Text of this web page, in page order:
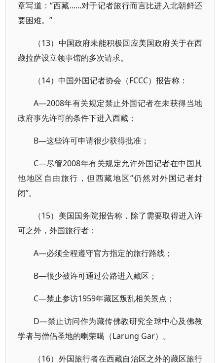
章写道：“西藏......对于记者旅行而言比进入北朝鲜还
要困难。”
（13）中国政府未能积极回应美国政府关于在西
藏拉萨设立领事馆的多次请求。
（14）中国外国记者协会（FCCC）报告称：
A—2008年有关规定禁止外国记者在未获得当地
政府事先许可的条件下进入西藏；
B—这些许可申请很少获得批准；
C—尽管2008年有关规定允许外国记者在中国其
他地区自由旅行，但西藏地区“仍然对外国记者封
闭”。
（15）美国国务院报告称，除了需要取得进入许
可之外，外国旅行者：
A—必须全程遵守官方指定的旅行路线；
B—很少被许可通过公路进入藏区；
C—禁止参访1959年藏区叛乱相关景点；
D—禁止访问作为藏传佛教研究全球中心及佛教
学者与僧侣圣地的喇荣噶（Larung Gar）。
（16）外国旅行者在西藏自治区之外的藏区旅行